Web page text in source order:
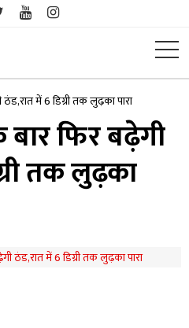
में 6 डिग्री तक लुढ़का पारा
फिर बढ़ेगी
तक लुढ़का